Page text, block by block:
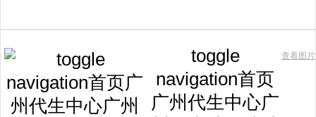
toggle
navigation首页
广州代生中心广
查看图片